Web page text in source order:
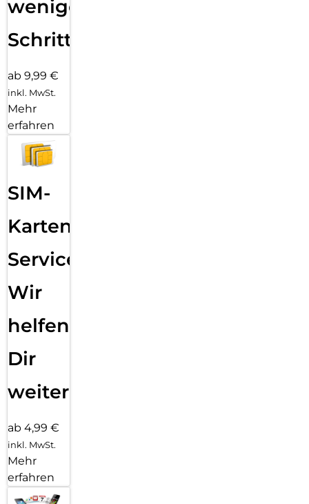
wenigen
Schritten
ab 9,99 €
inkl. MwSt.
Mehr
erfahren
SIM-
Karten
Service:
Wir
helfen
Dir
weiter
ab 4,99 €
inkl. MwSt.
Mehr
erfahren